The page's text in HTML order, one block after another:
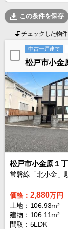
この条件を保存
チェックした物
中古一戸建て
松戸市小金
松戸市小金原１丁
常磐線「北小金」
価格： 2,880万円
土地：106.93m²
建物：106.11m²
間取：5LDK
お知らせ
千葉本店 松戸
神奈川支店
沖
現地販売会情報
千葉本店 松戸
神奈川支店
沖縄
スタッフ紹介
千葉本店 松戸
神奈川支店
沖縄
売却査定